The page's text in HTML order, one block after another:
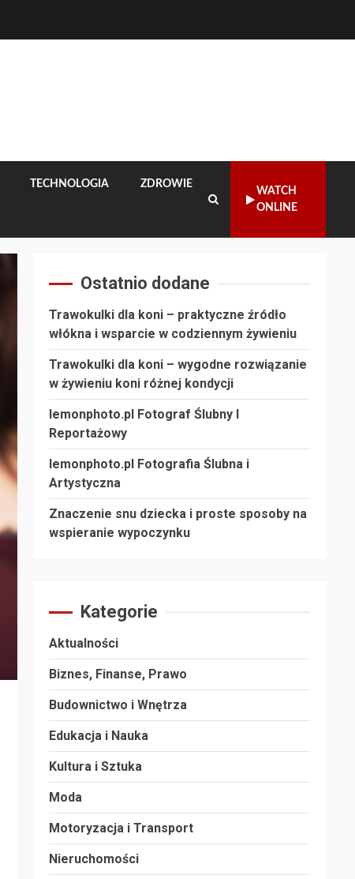
TECHNOLOGIA ZDROWIE
WATCH
ONLINE
Ostatnio dodane
Trawokulki dla koni – praktyczne źródło
włókna i wsparcie w codziennym żywieniu
Trawokulki dla koni – wygodne rozwiązanie
w żywieniu koni różnej kondycji
lemonphoto.pl Fotograf Ślubny I
Reportażowy
lemonphoto.pl Fotografia Ślubna i
Artystyczna
Znaczenie snu dziecka i proste sposoby na
wspieranie wypoczynku
Kategorie
Aktualności
Biznes, Finanse, Prawo
Budownictwo i Wnętrza
Edukacja i Nauka
Kultura i Sztuka
Moda
Motoryzacja i Transport
Nieruchomości